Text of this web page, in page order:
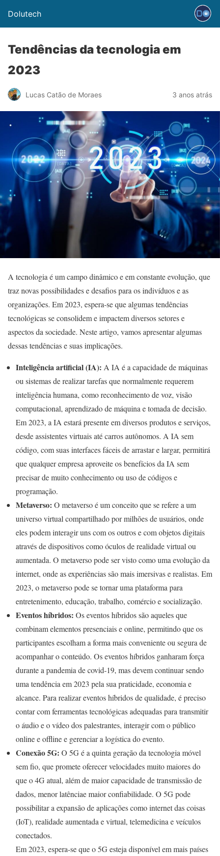
Dolutech
Tendências da tecnologia em
2023
Lucas Catão de Moraes 3 anos atrás
A tecnologia é um campo dinâmico e em constante evolução, que
traz novas possibilidades e desafios para os indivíduos e as
organizações. Em 2023, espera-se que algumas tendências
tecnológicas se consolidem e impactem diversos setores e
aspectos da sociedade. Neste artigo, vamos apresentar algumas
dessas tendências e suas implicações.
Inteligência artificial (IA): A IA é a capacidade de máquinas
ou sistemas de realizar tarefas que normalmente requerem
inteligência humana, como reconhecimento de voz, visão
computacional, aprendizado de máquina e tomada de decisão.
Em 2023, a IA estará presente em diversos produtos e serviços,
desde assistentes virtuais até carros autônomos. A IA sem
código, com suas interfaces fáceis de arrastar e largar, permitirá
que qualquer empresa aproveite os benefícios da IA sem
precisar de muito conhecimento ou uso de códigos e
programação.
Metaverso: O metaverso é um conceito que se refere a um
universo virtual compartilhado por milhões de usuários, onde
eles podem interagir uns com os outros e com objetos digitais
através de dispositivos como óculos de realidade virtual ou
aumentada. O metaverso pode ser visto como uma evolução da
internet, onde as experiências são mais imersivas e realistas. Em
2023, o metaverso pode se tornar uma plataforma para
entretenimento, educação, trabalho, comércio e socialização.
Eventos híbridos: Os eventos híbridos são aqueles que
combinam elementos presenciais e online, permitindo que os
participantes escolham a forma mais conveniente ou segura de
acompanhar o conteúdo. Os eventos híbridos ganharam força
durante a pandemia de covid-19, mas devem continuar sendo
uma tendência em 2023 pela sua praticidade, economia e
alcance. Para realizar eventos híbridos de qualidade, é preciso
contar com ferramentas tecnológicas adequadas para transmitir
o áudio e o vídeo dos palestrantes, interagir com o público
online e offline e gerenciar a logística do evento.
Conexão 5G: O 5G é a quinta geração da tecnologia móvel
sem fio, que promete oferecer velocidades muito maiores do
que o 4G atual, além de maior capacidade de transmissão de
dados, menor latênciae maior confiabilidade. O 5G pode
possibilitar a expansão de aplicações como internet das coisas
(IoT), realidade aumentada e virtual, telemedicina e veículos
conectados.
Em 2023, espera-se que o 5G esteja disponível em mais países